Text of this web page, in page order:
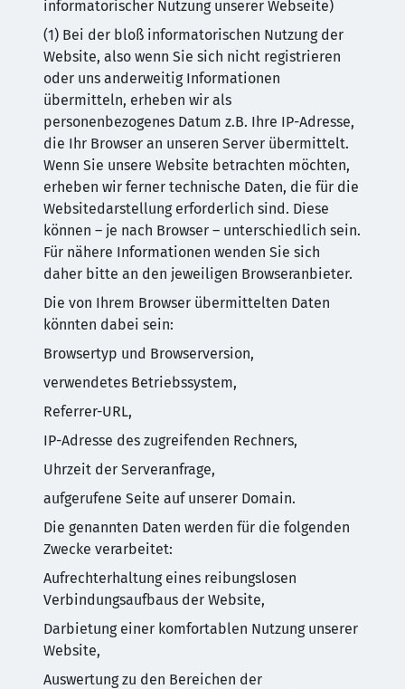
informatorischer Nutzung unserer Webseite)
(1) Bei der bloß informatorischen Nutzung der
Website, also wenn Sie sich nicht registrieren
oder uns anderweitig Informationen
übermitteln, erheben wir als
personenbezogenes Datum z.B. Ihre IP-Adresse,
die Ihr Browser an unseren Server übermittelt.
Wenn Sie unsere Website betrachten möchten,
erheben wir ferner technische Daten, die für die
Websitedarstellung erforderlich sind. Diese
können – je nach Browser – unterschiedlich sein.
Für nähere Informationen wenden Sie sich
daher bitte an den jeweiligen Browseranbieter.
Die von Ihrem Browser übermittelten Daten
könnten dabei sein:
Browsertyp und Browserversion,
verwendetes Betriebssystem,
Referrer-URL,
IP-Adresse des zugreifenden Rechners,
Uhrzeit der Serveranfrage,
aufgerufene Seite auf unserer Domain.
Die genannten Daten werden für die folgenden
Zwecke verarbeitet:
Aufrechterhaltung eines reibungslosen
Verbindungsaufbaus der Website,
Darbietung einer komfortablen Nutzung unserer
Website,
Auswertung zu den Bereichen der